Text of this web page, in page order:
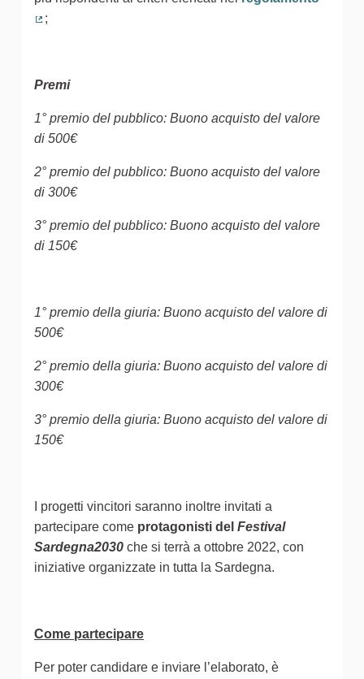
;
Premi
1° premio del pubblico: Buono acquisto del valore
di 500€
2° premio del pubblico: Buono acquisto del valore
di 300€
3° premio del pubblico: Buono acquisto del valore
di 150€
1° premio della giuria: Buono acquisto del valore di
500€
2° premio della giuria: Buono acquisto del valore di
300€
3° premio della giuria: Buono acquisto del valore di
150€
I progetti vincitori saranno inoltre invitati a
partecipare come protagonisti del Festival
Sardegna2030 che si terrà a ottobre 2022, con
iniziative organizzate in tutta la Sardegna.
Come partecipare
Per poter candidare e inviare l’elaborato, è